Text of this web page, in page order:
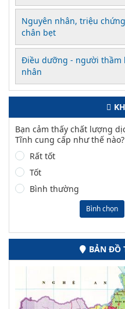
Nguyên nhân, triệu
chân bẹt
Điều dưỡng - người thầm
nhân
Bạn cảm thấy chất lượng
Tĩnh cung cấp như thế nào?
Rất tốt
Tốt
Bình thường
Bình chọn
BẢN ĐỒ